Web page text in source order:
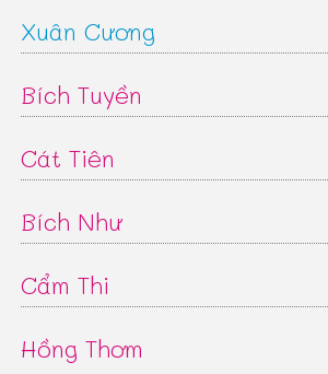
Xuân Cương
Bích Tuyền
Cát Tiên
Bích Như
Cẩm Thi
Hồng Thơm